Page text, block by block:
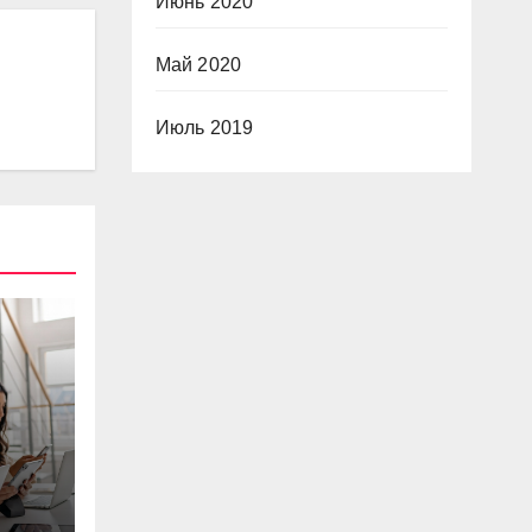
Май 2020
Июль 2019